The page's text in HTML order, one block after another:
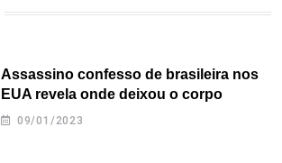
Assassino confesso de brasileira nos
EUA revela onde deixou o corpo
09/01/2023